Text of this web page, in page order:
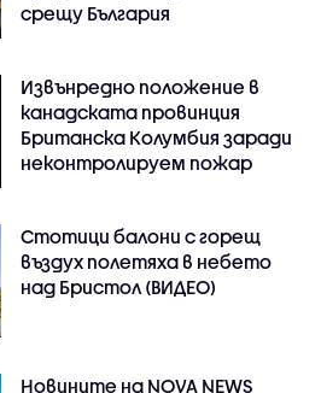
срещу България
Извънредно положение в
канадската провинция
Британска Колумбия заради
неконтролируем пожар
Стотици балони с горещ
въздух полетяха в небето
над Бристол (ВИДЕО)
Новините на NOVA NEWS